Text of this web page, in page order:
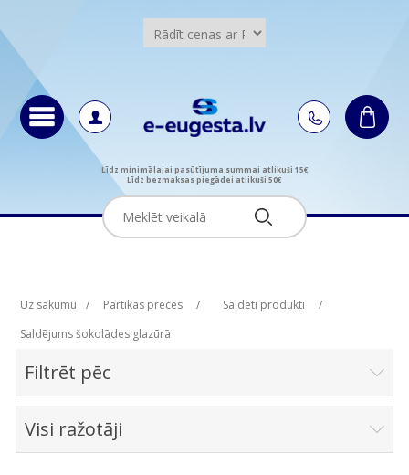
Līdz minimālajai pasūtījuma summai atlikuši 15€
Līdz bezmaksas piegādei atlikuši 50€
Uz sākumu / Pārtikas preces / Saldēti produkti
/
Saldējums šokolādes glazūrā
Filtrēt pēc
Visi ražotāji